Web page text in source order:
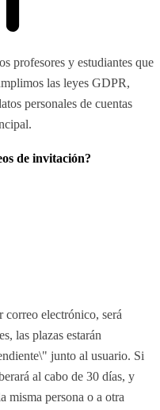
profesores y estudiantes que
las leyes GDPR,
personales de cuentas
de invitación?
electrónico, será
las plazas estarán
junto al usuario. Si
al cabo de 30 días, y
misma persona o a otra